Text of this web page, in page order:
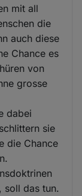
mit all
die
auch diese
Chance es
von
grosse
dabei
sie
die Chance
soll das tun.